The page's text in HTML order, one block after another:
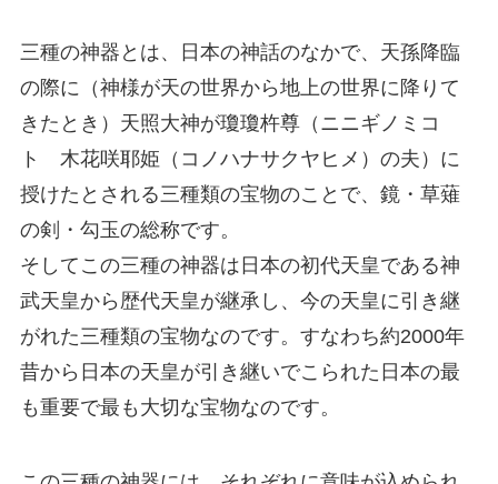
三種の神器とは、日本の神話のなかで、天孫降臨
の際に（神様が天の世界から地上の世界に降りて
きたとき）天照大神が瓊瓊杵尊（ニニギノミコ
ト 木花咲耶姫（コノハナサクヤヒメ）の夫）に
授けたとされる三種類の宝物のことで、鏡・草薙
の剣・勾玉の総称です。
そしてこの三種の神器は日本の初代天皇である神
武天皇から歴代天皇が継承し、今の天皇に引き継
がれた三種類の宝物なのです。すなわち約2000年
昔から日本の天皇が引き継いでこられた日本の最
も重要で最も大切な宝物なのです。